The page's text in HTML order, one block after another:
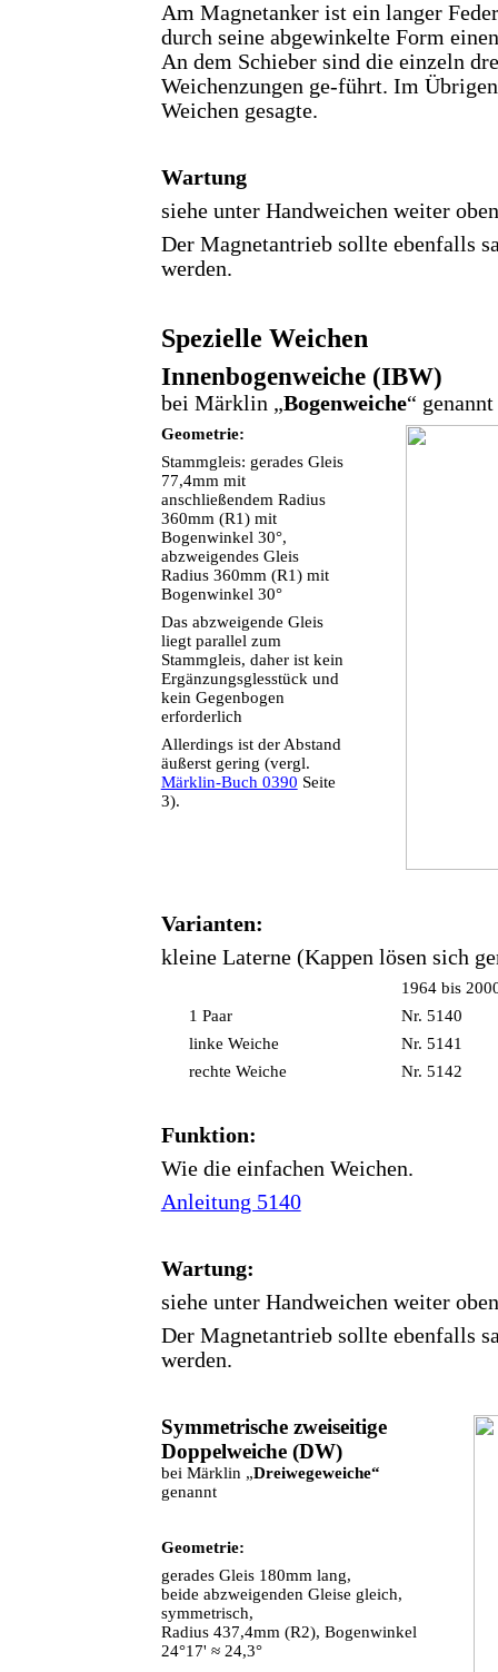
Am Magnetanker ist ein langer
durch seine abgewinkelte Form
An dem Schieber sind die einzeln
Weichenzungen ge-führt. Im
Weichen gesagte.
Wartung
siehe unter Handweichen weiter
Der Magnetantrieb sollte ebenfalls
werden.
Spezielle Weichen
Innenbogenweiche (IBW)
bei Märklin „Bogenweiche“ genannt
Geometrie:
Stammgleis: gerades Gleis
77,4mm mit
anschließendem Radius
360mm (R1) mit
Bogenwinkel 30°,
abzweigendes Gleis
Radius 360mm (R1) mit
Bogenwinkel 30°
Das abzweigende Gleis
liegt parallel zum
Stammgleis, daher ist kein
Ergänzungsglesstück und
kein Gegenbogen
erforderlich
Allerdings ist der Abstand
äußerst gering (vergl.
Märklin-Buch 0390 Seite
3).
Varianten:
kleine Laterne (Kappen lösen sich
1964 bis
1 Paar
Nr. 5140
linke Weiche
Nr. 5141
rechte Weiche
Nr. 5142
Funktion:
Wie die einfachen Weichen.
Anleitung 5140
Wartung:
siehe unter Handweichen weiter
Der Magnetantrieb sollte ebenfalls
werden.
Symmetrische zweiseitige
Doppelweiche (DW)
bei Märklin „Dreiwegeweiche“
genannt
Geometrie:
gerades Gleis 180mm lang,
beide abzweigenden Gleise gleich,
symmetrisch,
Radius 437,4mm (R2), Bogenwinkel
24°17' ≈ 24,3°